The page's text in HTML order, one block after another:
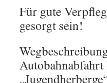
Für gute
gesorgt sein!